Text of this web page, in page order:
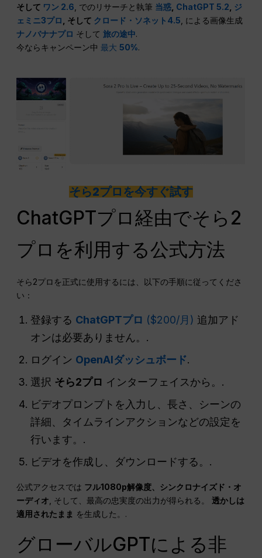
そして ワン 2.6 , でのリサーチと執筆 当惑 ChatGPT 5.2
ジ
ェミニ3プロ
, そして クロード・ソネット4.5 , による画像生成
ナノバナナプロ そして旅の途中.
今ならキャンペーン中最大50%.
そら2プロを今すぐ試す
ChatGPTプロ経由でそら2
プロを利用する公式方法
そら2プロを正式に使用するには、以下の手順に従ってくださ
い：
登録する ChatGPTプロ ($200/月) 追加アド
オンは必要ありません。.
ログイン OpenAIダッシュボード.
選択 そら2プロ インターフェイスから。.
ビデオプロンプトを入力し、長さ、シーンの
詳細、タイムラインアクションなどの設定を
行います。.
ビデオを作成し、ダウンロードする。.
公式アクセスでは フル1080p解像度、シンクロナイズド・オ
ーディオ , そして、最高の忠実度の出力が得られる。透かしは
適用されたまま を生成した。.
グローバルGPTによる非